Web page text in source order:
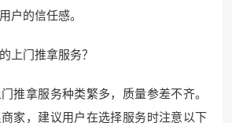
户的信任感。
上门推拿服务？
推拿服务种类繁多，质量参差不齐。
家，建议用户在选择服务时注意以下